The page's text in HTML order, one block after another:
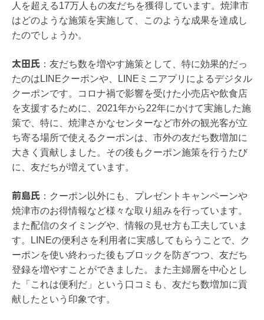
人を超える17万人もの友だちを獲得しています。焼津市
はどのような施策を実施して、このような成果を達成し
たのでしょうか。
太田氏 ： 友だち数を増やす施策として、特に効果的だっ
たのはLINEクーポンや、LINEミニアプリによるデジタル
クーポンです。コロナ禍で影響を受けた小売店や飲食店
を支援するために、2021年から22年にかけて実施した施
策で、特に、焼津さかなセンターなど市外の観光客が立
ち寄る場所で使えるクーポンは、市外の友だち数増加に
大きく貢献しました。その後もクーポン施策を行うたび
に、友だちが増えています。
前島氏 ： クーポン以外にも、プレゼントキャンペーンや
焼津市のお得情報など様々な取り組みを行っています。
また配信のタイミングや、情報の見せ方も工夫していま
す。LINEの便利さを利用者に実感してもらうことで、ク
ーポンを使い終わった後もブロックを防ぎつつ、友だち
登録を増やすことができました。また主婦層を中心とし
た「これは便利だ」という口コミも、友だち数増加に貢
献したという印象です。